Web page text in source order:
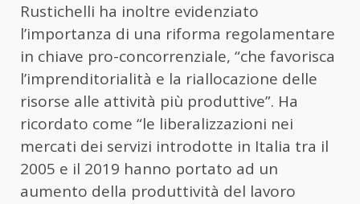
Rustichelli ha inoltre evidenziato
l’importanza di una riforma regolamentare
in chiave pro-concorrenziale, “che favorisca
l’imprenditorialità e la riallocazione delle
risorse alle attività più produttive”. Ha
ricordato come “le liberalizzazioni nei
mercati dei servizi introdotte in Italia tra il
2005 e il 2019 hanno portato ad un
aumento della produttività del lavoro